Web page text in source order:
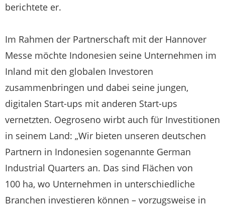
berichtete er.
Im Rahmen der Partnerschaft mit der Hannover
Messe möchte Indonesien seine Unternehmen im
Inland mit den globalen Investoren
zusammenbringen und dabei seine jungen,
digitalen Start-ups mit anderen Start-ups
vernetzten. Oegroseno wirbt auch für Investitionen
in seinem Land: „Wir bieten unseren deutschen
Partnern in Indonesien sogenannte German
Industrial Quarters an. Das sind Flächen von
100 ha, wo Unternehmen in unterschiedliche
Branchen investieren können – vorzugsweise in